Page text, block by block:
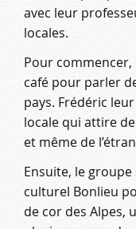
avec leur
locales.
Pour
café pour parler
pays. Frédéric
locale qui attire
et même de
Ensuite, le
culturel Bonlieu
de cor des Alpes,